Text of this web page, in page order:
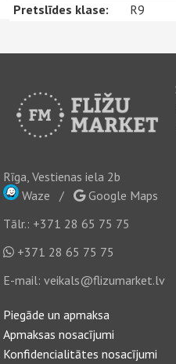
Pretslīdes klase:
R9
Rīga, Vestienas iela 2b
Waze /
Google Maps
Tālr.: +371 28 65 75 75
+371 28 65 75 75
E-mail:veikals@flizumarket.lv
Piegāde un apmaksa
Apmaksas nosacījumi
Konfidencialitātes nosacījumi